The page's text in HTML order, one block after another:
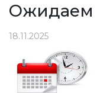
Ожидаем
18.11.2025